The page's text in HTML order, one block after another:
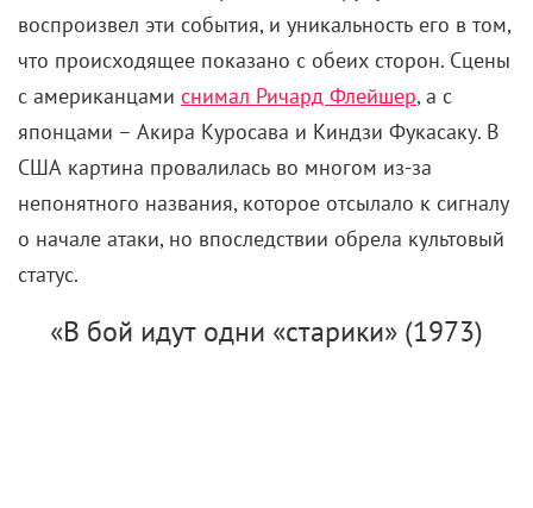
воспроизвел эти события, и уникальность его в том,
что происходящее показано с обеих сторон. Сцены
с американцами снимал Ричард Флейшер, а с
японцами – Акира Куросава и Киндзи Фукасаку. В
США картина провалилась во многом из-за
непонятного названия, которое отсылало к сигналу
о начале атаки, но впоследствии обрела культовый
статус.
«В бой идут одни «старики» (1973)